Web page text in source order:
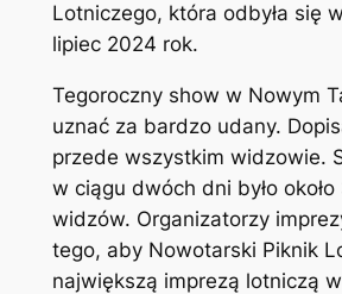
Lotniczego, która odbyła się
lipiec 2024 rok.
Tegoroczny show w Nowym
uznać za bardzo udany.
przede wszystkim widzowie.
w ciągu dwóch dni było
widzów. Organizatorzy
tego, aby Nowotarski Piknik
największą imprezą lotniczą